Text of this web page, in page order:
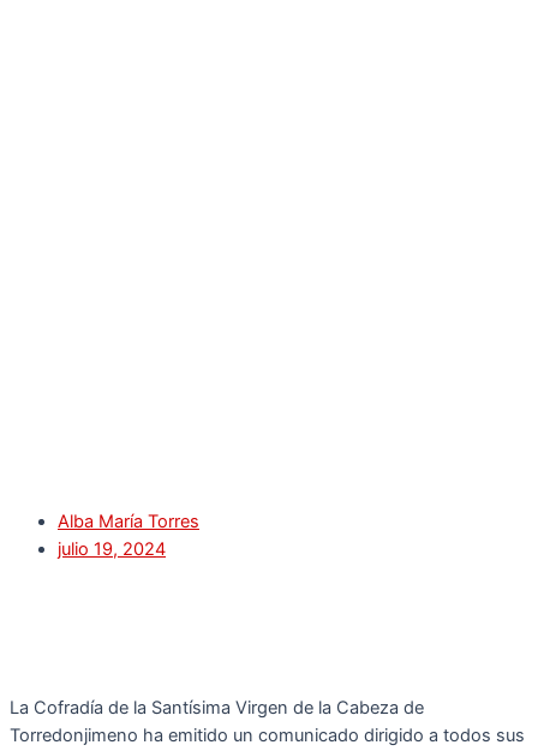
Alba María Torres
julio 19, 2024
La Cofradía de la Santísima Virgen de la Cabeza de
Torredonjimeno ha emitido un comunicado dirigido a todos sus